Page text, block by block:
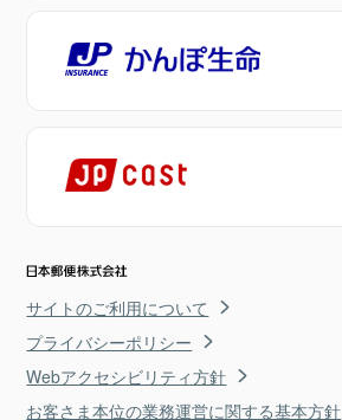
サイトのご利用について
プライバシーポリシー
Webアクセシビリティ方針
お客さま本位の業務運営に関する基本方針